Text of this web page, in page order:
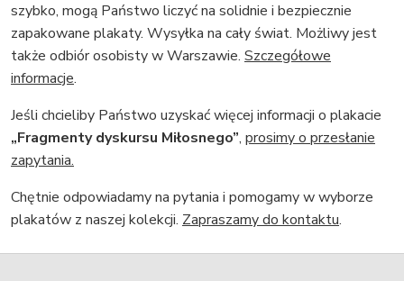
szybko, mogą Państwo liczyć na solidnie i bezpiecznie
zapakowane plakaty. Wysyłka na cały świat. Możliwy jest
także odbiór osobisty w Warszawie. Szczegółowe
informacje.
Jeśli chcieliby Państwo uzyskać więcej informacji o plakacie
„Fragmenty dyskursu Miłosnego”, prosimy o przesłanie
zapytania.
Chętnie odpowiadamy na pytania i pomogamy w wyborze
plakatów z naszej kolekcji. Zapraszamy do kontaktu.